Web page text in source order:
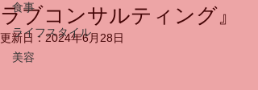
食事
ライフスタイル
美容
ラブコンサルティング』
更新日： 2024年6月28日